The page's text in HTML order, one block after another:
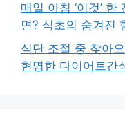
매일 아침 ‘이것’
면? 식초의 숨겨진
식단 조절 중 찾아
현명한 다이어트간